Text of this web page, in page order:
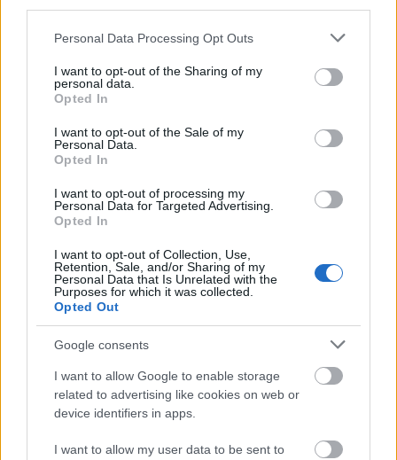
Please note that this website/app uses one or more Google
not limited to your visit or usage behaviour. You may click to
grant or deny consent to Google and its third-party tags to
use your data for below specified purposes in below Google
consent section.
Personal Data Processing Opt Outs
I want to opt-out of the Sharing of my
personal data.
Opted In
I want to opt-out of the Sale of my
Personal Data.
Opted In
I want to opt-out of processing my
Personal Data for Targeted Advertising.
Opted In
I want to opt-out of Collection, Use,
Retention, Sale, and/or Sharing of my
Personal Data that Is Unrelated with the
Purposes for which it was collected.
Opted Out
Google consents
I want to allow Google to enable storage
related to advertising like cookies on web or
device identifiers in apps.
I want to allow my user data to be sent to
boldogabb kisebb helyen
mokuspanna•2017. április 27.
Mutatok neked egy valódi lakást, ami tényleg
kevesebb, mint 40 négyzetméter, mégis több
helyisége van, mint a legtöbb 100 m2-es lakásnak.
Nem árulok el nagy titkot, hogy egy
multifunkcionális lakásról van szó, telis-tele
multifunkcionális bútorokkal. És pont ettől nagyon